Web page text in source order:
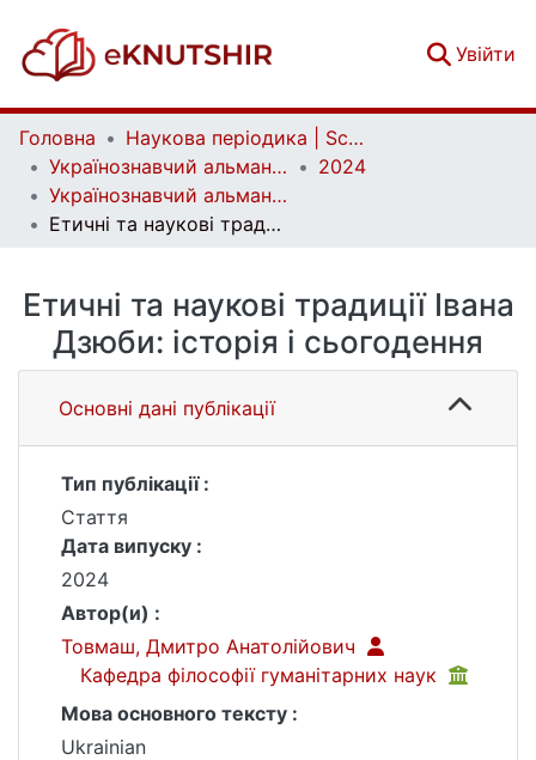
Увійти
Головна
Наукова періодика | Scientific periodicals
Українознавчий альманах | Almanac of Ukrainian Studies
2024
Українознавчий альманах. Випуск 35
Етичні та наукові традиції Івана Дзюби: історія і сьогодення
Етичні та наукові традиції Івана
Дзюби: історія і сьогодення
Основні дані публікації
Тип публікації :
Стаття
Дата випуску :
2024
Автор(и) :
Товмаш, Дмитро Анатолійович
Кафедра філософії гуманітарних наук
Мова основного тексту :
Ukrainian